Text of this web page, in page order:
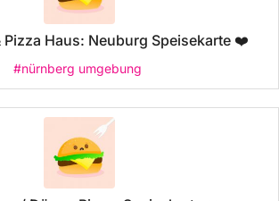
Pizza Haus: Neuburg Speisekarte ❤️
#nürnberg umgebung